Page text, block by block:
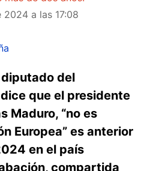
2024 a las 17:08
diputado del
que el presidente
Maduro, “no es
Europea” es anterior
en el país
compartida